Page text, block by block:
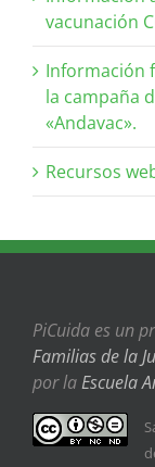
vacunación
Información
la campaña
«Andavac».
Recursos
PiCuida es un
Familias de la
por laEscuela